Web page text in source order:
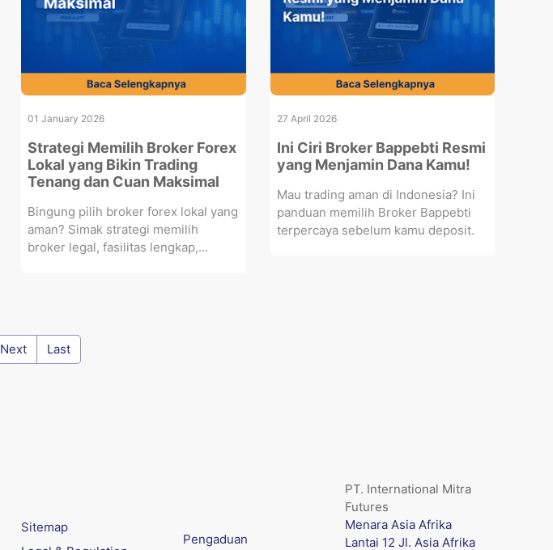
01 January 2026
Strategi Memilih Broker Forex
Lokal yang Bikin Trading
Tenang dan Cuan Maksimal
Bingung pilih broker forex lokal yang
aman? Simak strategi memilih
broker legal, fasilitas lengkap,...
27 April 2026
Ini Ciri Broker Bappebti Resmi
yang Menjamin Dana Kamu!
Mau trading aman di Indonesia? Ini
panduan memilih Broker Bappebti
terpercaya sebelum kamu deposit.
Next Last
Sitemap
Pengaduan
PT. International Mitra
Futures
Menara Asia Afrika
Lantai 12 Jl. Asia Afrika